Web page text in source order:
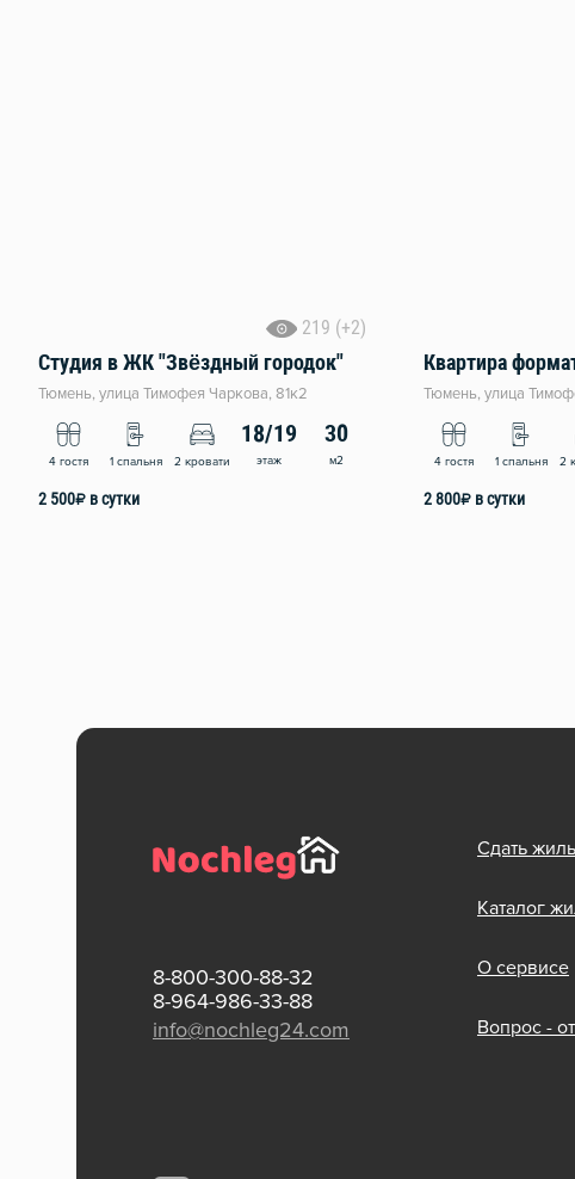
219 (+2)
Студия в ЖК "Звёздный городок"
Тюмень, улица Тимофея Чаркова, 81к2
4 гостя 1 спальня 2 кровати
18/19
этаж
30
м2
2 500₽ в сутки
Тюмень, улица
4 гостя 1 спальня 2
2 800₽ в сутки
8-800-300-88-32
8-964-986-33-88
info@nochleg24.com
Сдать
Каталог
О сервисе
Вопрос -